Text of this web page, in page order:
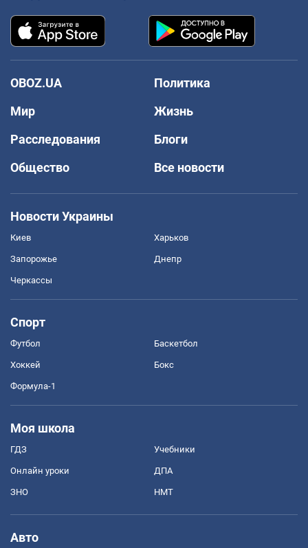
OBOZ.UA
Политика
Мир
Жизнь
Расследования
Блоги
Общество
Все новости
Новости Украины
Киев Харьков
Запорожье Днепр
Черкассы
Спорт
Футбол Баскетбол
Хоккей Бокс
Формула-1
Моя школа
ГДЗ Учебники
Онлайн уроки ДПА
ЗНО НМТ
Авто